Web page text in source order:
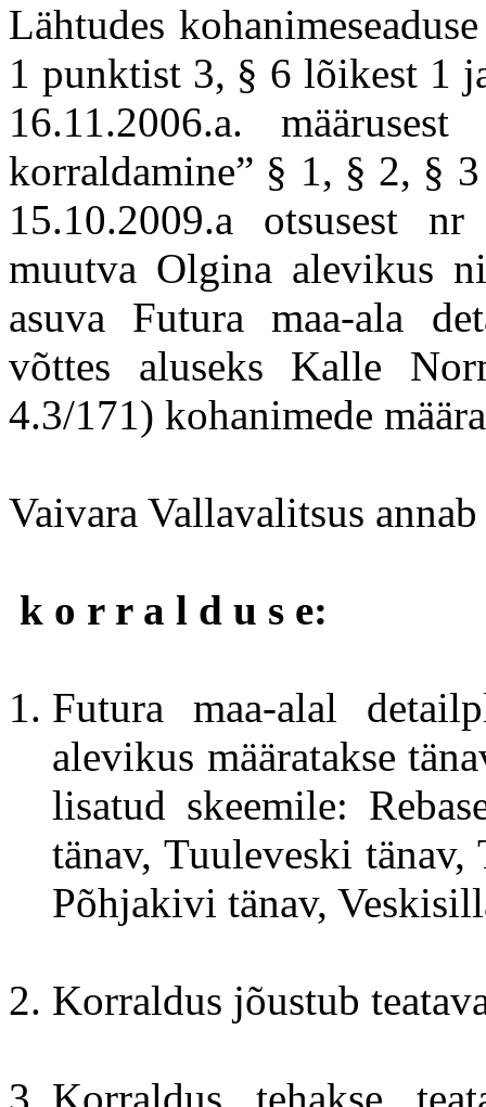
Lähtudes
1 punktist 3, § 6 lõikest 1
16.11.2006.a.
korraldamine” § 1, § 2, §
15.10.2009.a otsusest
muutva Olgina alevikus
asuva Futura maa-ala
võttes aluseks Kalle
4.3/171) kohanimede
Vaivara Vallavalitsus annab
k o r r a l d u s e:
Futura maa-alal
alevikus määratakse
lisatud skeemile:
tänav, Tuuleveski
Põhjakivi tänav,
Korraldus jõustub